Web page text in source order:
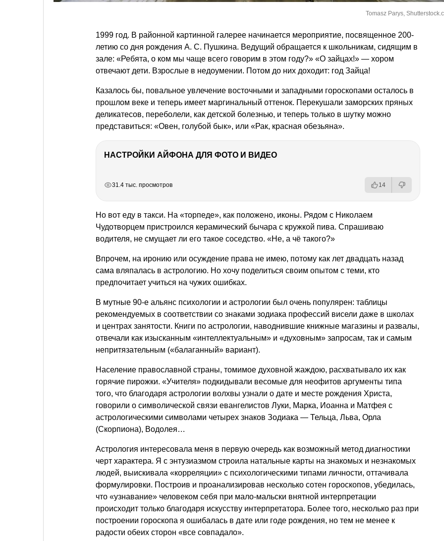
Tomasz Parys,
1999 год. В районной картинной галерее начинается мероприятие, посвященное 200-
летию со дня рождения А. С. Пушкина. Ведущий обращается к школьникам, сидящим в
зале: «Ребята, о ком мы чаще всего говорим в этом году?» «О зайцах!» — хором
отвечают дети. Взрослые в недоумении. Потом до них доходит: год Зайца!
Казалось бы, повальное увлечение восточными и западными гороскопами осталось в
прошлом веке и теперь имеет маргинальный оттенок. Перекушали заморских пряных
деликатесов, переболели, как детской болезнью, и теперь только в шутку можно
представиться: «Овен, голубой бык», или «Рак, красная обезьяна».
НАСТРОЙКИ АЙФОНА ДЛЯ ФОТО И ВИДЕО
31.4 тыс. просмотров 14
Но вот еду в такси. На «торпеде», как положено, иконы. Рядом с Николаем
Чудотворцем пристроился керамический бычара с кружкой пива. Спрашиваю
водителя, не смущает ли его такое соседство. «Не, а чё такого?»
Впрочем, на иронию или осуждение права не имею, потому как лет двадцать назад
сама вляпалась в астрологию. Но хочу поделиться своим опытом с теми, кто
предпочитает учиться на чужих ошибках.
В мутные 90-е альянс психологии и астрологии был очень популярен: таблицы
рекомендуемых в соответствии со знаками зодиака профессий висели даже в школах
и центрах занятости. Книги по астрологии, наводнившие книжные магазины и развалы,
отвечали как изысканным «интеллектуальным» и «духовным» запросам, так и самым
непритязательным («балаганный» вариант).
Население православной страны, томимое духовной жаждою, расхватывало их как
горячие пирожки. «Учителя» подкидывали весомые для неофитов аргументы типа
того, что благодаря астрологии волхвы узнали о дате и месте рождения Христа,
говорили о символической связи евангелистов Луки, Марка, Иоанна и Матфея с
астрологическими символами четырех знаков Зодиака — Тельца, Льва, Орла
(Скорпиона), Водолея…
Астрология интересовала меня в первую очередь как возможный метод диагностики
черт характера. Я с энтузиазмом строила натальные карты на знакомых и незнакомых
людей, выискивала «корреляции» с психологическими типами личности, оттачивала
формулировки. Построив и проанализировав несколько сотен гороскопов, убедилась,
что «узнавание» человеком себя при мало-мальски внятной интерпретации
происходит только благодаря искусству интерпретатора. Более того, несколько раз при
построении гороскопа я ошибалась в дате или годе рождения, но тем не менее к
радости обеих сторон «все совпадало».